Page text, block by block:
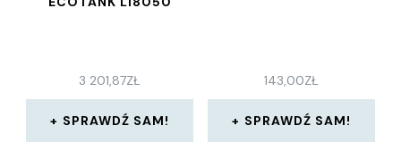
3 201,87ZŁ
SPRAWDŹ SAM!
143,00ZŁ
SPRAWDŹ SAM!